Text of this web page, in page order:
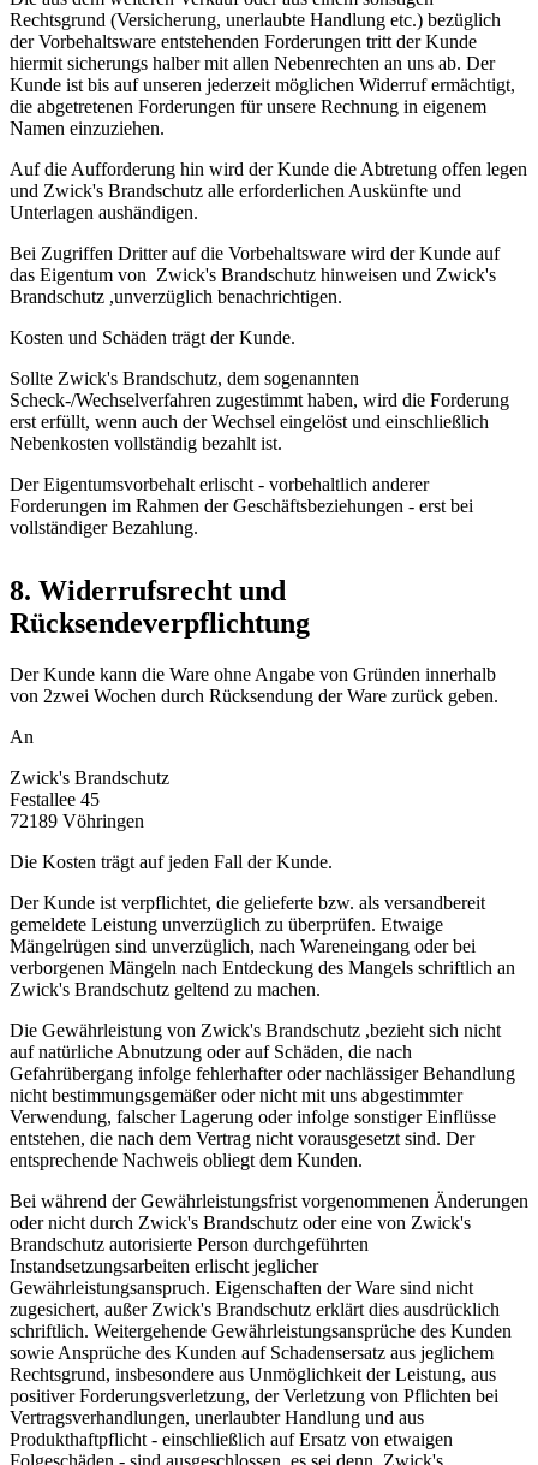
Rechtsgrund (Versicherung, unerlaubte Handlung etc.) bezüglich
der Vorbehaltsware entstehenden Forderungen tritt der Kunde
hiermit sicherungs halber mit allen Nebenrechten an uns ab. Der
Kunde ist bis auf unseren jederzeit möglichen Widerruf ermächtigt,
die abgetretenen Forderungen für unsere Rechnung in eigenem
Namen einzuziehen.
Auf die Aufforderung hin wird der Kunde die Abtretung offen legen
und Zwick's Brandschutz alle erforderlichen Auskünfte und
Unterlagen aushändigen.
Bei Zugriffen Dritter auf die Vorbehaltsware wird der Kunde auf
das Eigentum von Zwick's Brandschutz hinweisen und Zwick's
Brandschutz ,unverzüglich benachrichtigen.
Kosten und Schäden trägt der Kunde.
Sollte Zwick's Brandschutz, dem sogenannten
Scheck-/Wechselverfahren zugestimmt haben, wird die Forderung
erst erfüllt, wenn auch der Wechsel eingelöst und einschließlich
Nebenkosten vollständig bezahlt ist.
Der Eigentumsvorbehalt erlischt - vorbehaltlich anderer
Forderungen im Rahmen der Geschäftsbeziehungen - erst bei
vollständiger Bezahlung.
8. Widerrufsrecht und
Rücksendeverpflichtung
Der Kunde kann die Ware ohne Angabe von Gründen innerhalb
von 2zwei Wochen durch Rücksendung der Ware zurück geben.
An
Zwick's Brandschutz
Festallee 45
72189 Vöhringen
Die Kosten trägt auf jeden Fall der Kunde.
Der Kunde ist verpflichtet, die gelieferte bzw. als versandbereit
gemeldete Leistung unverzüglich zu überprüfen. Etwaige
Mängelrügen sind unverzüglich, nach Wareneingang oder bei
verborgenen Mängeln nach Entdeckung des Mangels schriftlich an
Zwick's Brandschutz geltend zu machen.
Die Gewährleistung von Zwick's Brandschutz ,bezieht sich nicht
auf natürliche Abnutzung oder auf Schäden, die nach
Gefahrübergang infolge fehlerhafter oder nachlässiger Behandlung
nicht bestimmungsgemäßer oder nicht mit uns abgestimmter
Verwendung, falscher Lagerung oder infolge sonstiger Einflüsse
entstehen, die nach dem Vertrag nicht vorausgesetzt sind. Der
entsprechende Nachweis obliegt dem Kunden.
Bei während der Gewährleistungsfrist vorgenommenen Änderungen
oder nicht durch Zwick's Brandschutz oder eine von Zwick's
Brandschutz autorisierte Person durchgeführten
Instandsetzungsarbeiten erlischt jeglicher
Gewährleistungsanspruch. Eigenschaften der Ware sind nicht
zugesichert, außer Zwick's Brandschutz erklärt dies ausdrücklich
schriftlich. Weitergehende Gewährleistungsansprüche des Kunden
sowie Ansprüche des Kunden auf Schadensersatz aus jeglichem
Rechtsgrund, insbesondere aus Unmöglichkeit der Leistung, aus
positiver Forderungsverletzung, der Verletzung von Pflichten bei
Vertragsverhandlungen, unerlaubter Handlung und aus
Produkthaftpflicht - einschließlich auf Ersatz von etwaigen
Folgeschäden - sind ausgeschlossen, es sei denn, Zwick's